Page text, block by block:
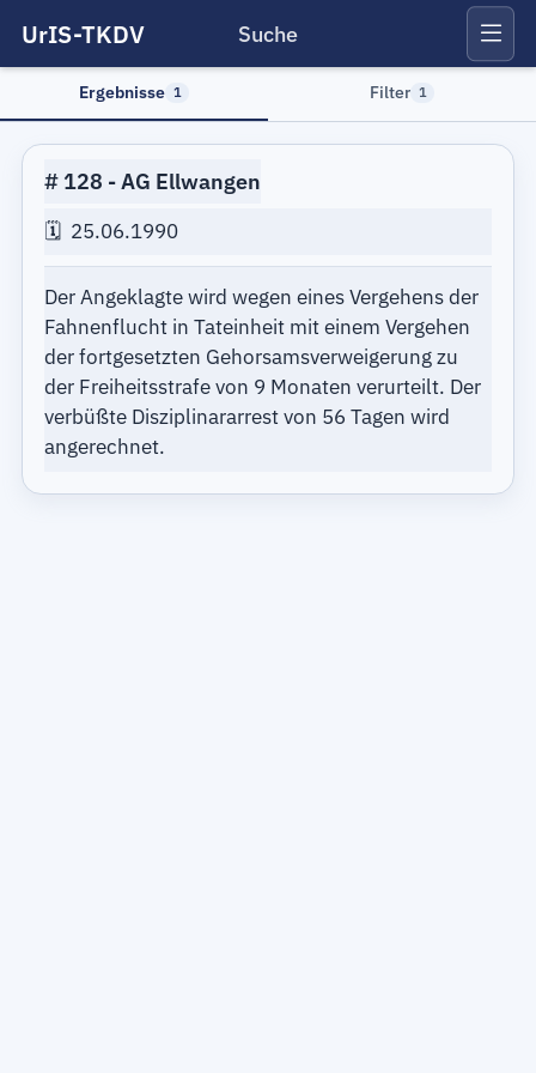
UrIS-TKDV Suche
Ergebnisse 1 Filter 1
128 AG Ellwangen
25.06.1990
Der Angeklagte wird wegen eines Vergehens der
Fahnenflucht in Tateinheit mit einem Vergehen
der fortgesetzten Gehorsamsverweigerung zu
der Freiheitsstrafe von 9 Monaten verurteilt. Der
verbüßte Disziplinararrest von 56 Tagen wird
angerechnet.